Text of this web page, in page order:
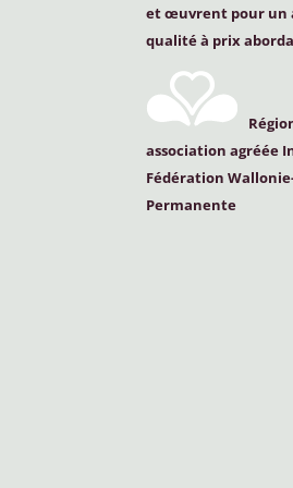
et œuvrent pour un
qualité à prix
association agréée
Fédération
Permanente